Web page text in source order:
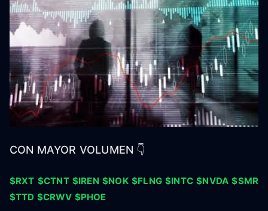
CON MAYOR VOLUMEN 👇
$RXT $CTNT $IREN $NOK $FLNG $INTC $NVDA $SMR
$TTD $CRWV $PHOE